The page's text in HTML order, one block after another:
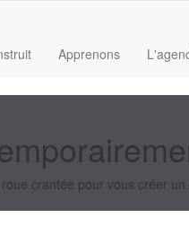
Apprenons
crantée pour vous créer